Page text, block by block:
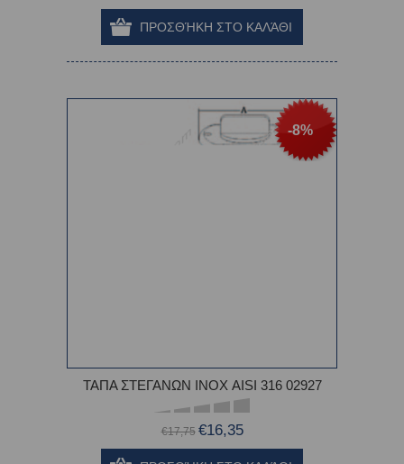
-8%
ΤΑΠΑ ΣΤΕΓΑΝΩΝ ΙΝΟΧ AISI 316 02927
€17,75 €16,35